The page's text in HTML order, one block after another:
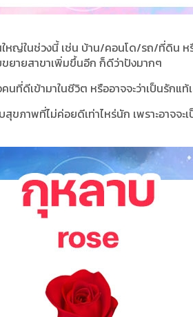
ญ่ในช่วงนี้ เช่น บ้าน/คอนโด/รถ/ที่ดิน ห
ยายสาขาเพิ่มขึ้นอีก ก็ดีว่าปังมากๆ
ที่ดีเข้ามาในชีวิต หรืออาจจะว่าเป็นรักแท้
ขภาพที่ไม่ค่อยดีเท่าไหร่นัก เพราะอาจจะ